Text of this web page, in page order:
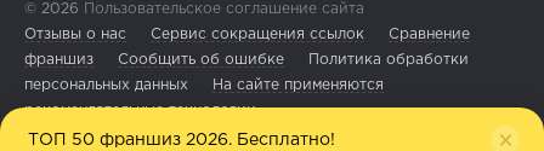
© 2026 Пользовательское соглашение сайта
Отзывы о нас
Сервис сокращения ссылок
Сравнение
франшиз
Сообщить об ошибке
Политика обработки
персональных данных
На сайте применяются
рекомендательные технологии
ТОП 50 франшиз 2026. Бесплатно!